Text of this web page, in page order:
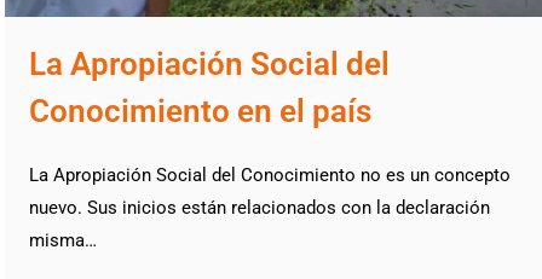
La Apropiación Social del
Conocimiento en el país
La Apropiación Social del Conocimiento no es un concepto
nuevo. Sus inicios están relacionados con la declaración
misma…